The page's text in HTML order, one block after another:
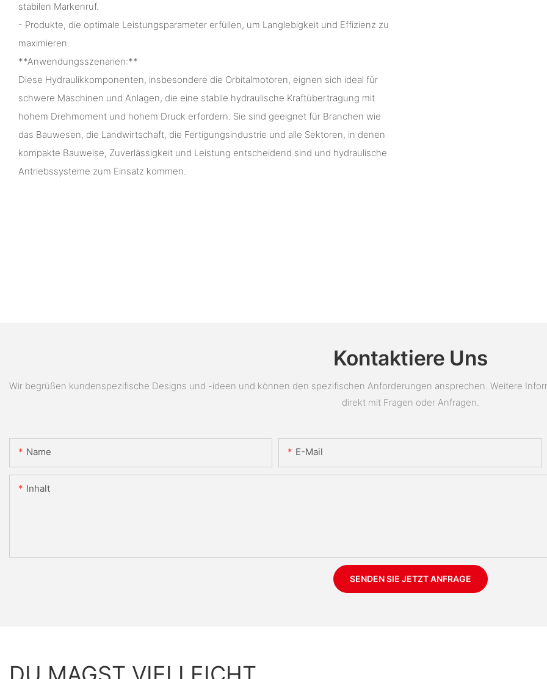
stabilen Markenruf.
- Produkte, die optimale Leistungsparameter erfüllen, um Langlebigkeit und Effizienz zu
maximieren.
**Anwendungsszenarien:**
Diese Hydraulikkomponenten, insbesondere die Orbitalmotoren, eignen sich ideal für
schwere Maschinen und Anlagen, die eine stabile hydraulische Kraftübertragung mit
hohem Drehmoment und hohem Druck erfordern. Sie sind geeignet für Branchen wie
das Bauwesen, die Landwirtschaft, die Fertigungsindustrie und alle Sektoren, in denen
kompakte Bauweise, Zuverlässigkeit und Leistung entscheidend sind und hydraulische
Antriebssysteme zum Einsatz kommen.
Kontaktiere Uns
Wir begrüßen kundenspezifische Designs und -ideen und können den spezifischen Anforderungen ansprechen. Weitere
direkt mit Fragen oder Anfragen.
Name E-Mail
Inhalt
SENDEN SIE JETZT ANFRAGE